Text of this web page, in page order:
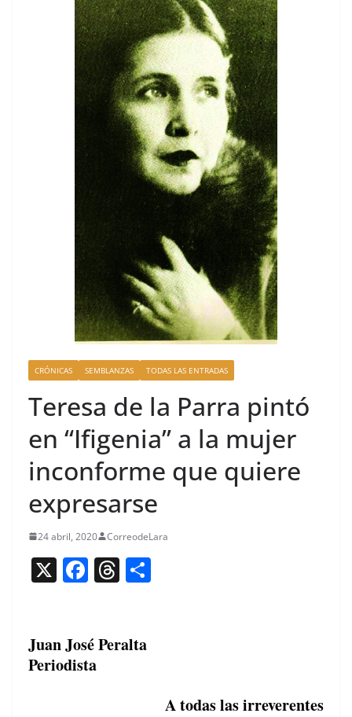
CRÓNICAS SEMBLANZAS TODAS LAS ENTRADAS
Teresa de la Parra pintó
en “Ifigenia” a la mujer
inconforme que quiere
expresarse
24 abril, 2020 CorreodeLara
X F
e
b
T
a
tir
Juan José Peralta
Periodista
A todas las irreverentes